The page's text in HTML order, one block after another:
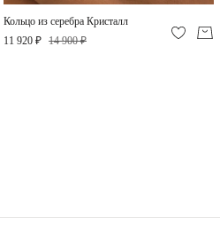
Кольцо из серебра Кристалл
11 920 ₽ 14 900 ₽